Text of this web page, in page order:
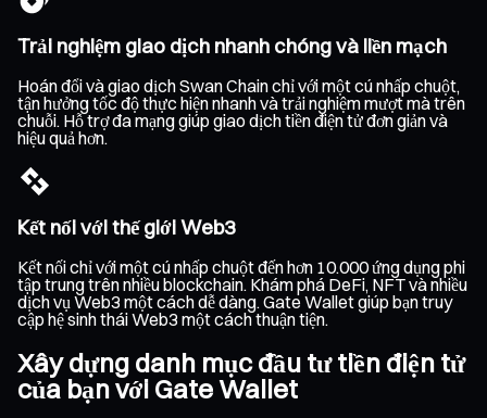
Trải nghiệm giao dịch nhanh chóng và liền mạch
Hoán đổi và giao dịch Swan Chain chỉ với một cú nhấp chuột,
tận hưởng tốc độ thực hiện nhanh và trải nghiệm mượt mà trên
chuỗi. Hỗ trợ đa mạng giúp giao dịch tiền điện tử đơn giản và
hiệu quả hơn.
Kết nối với thế giới Web3
Kết nối chỉ với một cú nhấp chuột đến hơn 10.000 ứng dụng phi
tập trung trên nhiều blockchain. Khám phá DeFi, NFT và nhiều
dịch vụ Web3 một cách dễ dàng. Gate Wallet giúp bạn truy
cập hệ sinh thái Web3 một cách thuận tiện.
Xây dựng danh mục đầu tư tiền điện tử
của bạn với Gate Wallet